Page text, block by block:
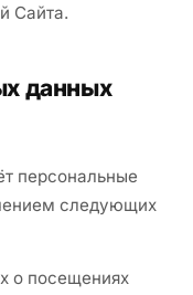
Сайта.
данных
персональные
следующих
о посещениях